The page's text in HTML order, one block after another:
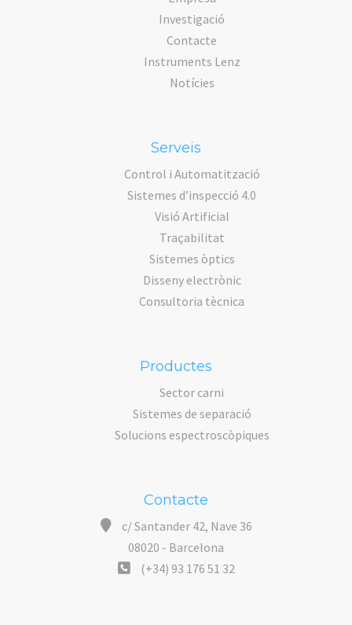
Investigació
Contacte
Instruments Lenz
Notícies
Serveis
Control i Automatització
Sistemes d’inspecció 4.0
Visió Artificial
Traçabilitat
Sistemes òptics
Disseny electrònic
Consultoria tècnica
Productes
Sector carni
Sistemes de separació
Solucions espectroscòpiques
Contacte
c/ Santander 42, Nave 36
08020 - Barcelona
(+34) 93 176 51 32